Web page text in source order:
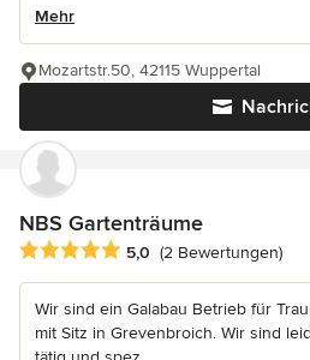
Mehr
Mozartstr.50, 42115 Wuppertal
NBS Gartenträume
Durchschnittliche Bewertung: 5
5,0 (2 Bewertungen)
Wir sind ein Galabau Betrieb für
mit Sitz in Grevenbroich. Wir sind